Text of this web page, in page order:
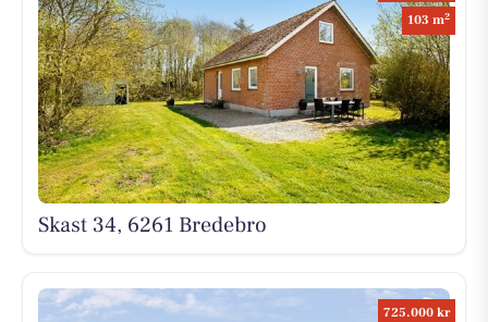
103 m2
Skast 34, 6261 Bredebro
725.000 kr